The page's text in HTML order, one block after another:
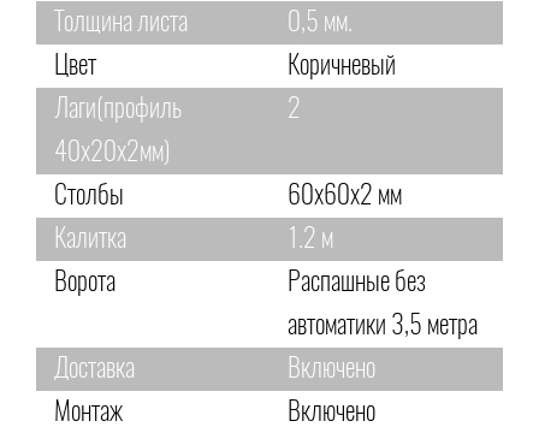
Толщина листа
0,5 мм.
Цвет
Коричневый
Лаги(профиль
40х20х2мм)
2
Столбы
60х60х2 мм
Калитка
1.2 м
Ворота
Распашные без
автоматики 3,5 метра
Доставка
Включено
Монтаж
Включено